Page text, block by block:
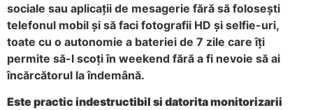
sociale sau aplicații de mesagerie fără să folosești
telefonul mobil și să faci fotografii HD și selfie-uri,
toate cu o autonomie a bateriei de 7 zile care îți
permite să-l scoți în weekend fără a fi nevoie să ai
încărcătorul la îndemână.
Este practic indestructibil si datorita monitorizarii